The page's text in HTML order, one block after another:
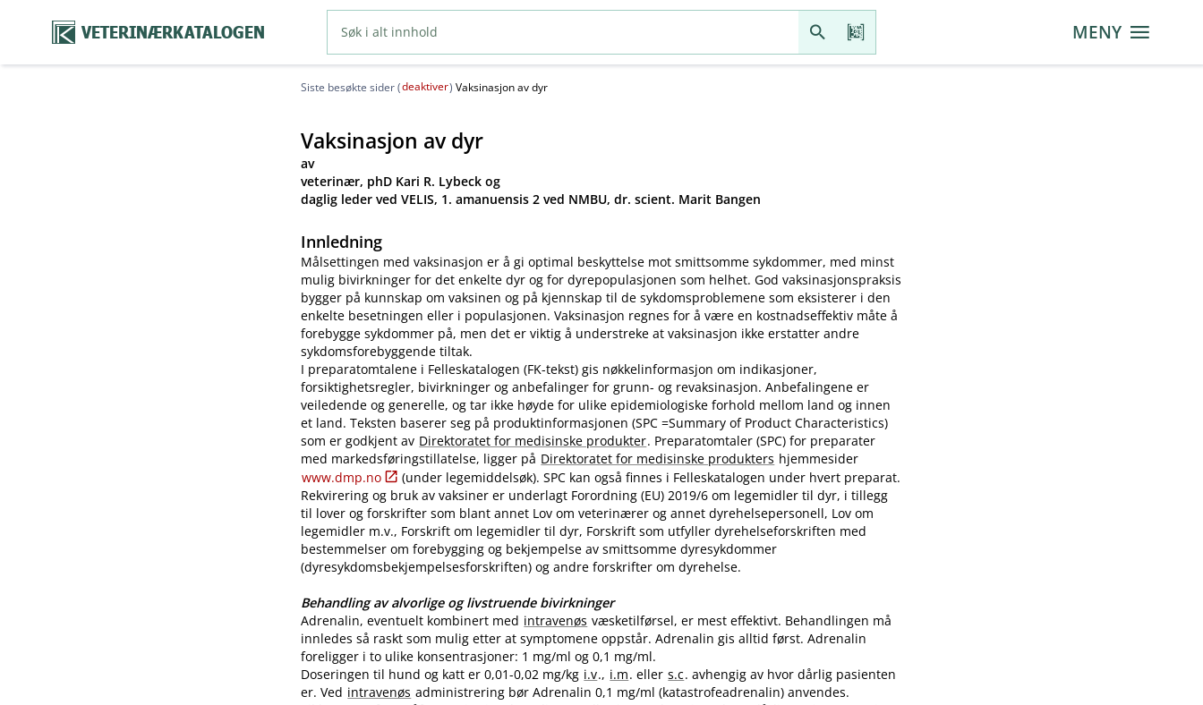
VETERINÆRKATALOGEN MENY
Siste besøkte sider (deaktiver) Vaksinasjon av dyr
Vaksinasjon av dyr
av
veterinær, phD Kari R. Lybeck og
daglig leder ved VELIS, 1. amanuensis 2 ved NMBU, dr. scient. Marit Bangen
Innledning
Målsettingen med vaksinasjon er å gi optimal beskyttelse mot smittsomme sykdommer, med minst
mulig bivirkninger for det enkelte dyr og for dyrepopulasjonen som helhet. God vaksinasjonspraksis
bygger på kunnskap om vaksinen og på kjennskap til de sykdomsproblemene som eksisterer i den
enkelte besetningen eller i populasjonen. Vaksinasjon regnes for å være en kostnadseffektiv måte å
forebygge sykdommer på, men det er viktig å understreke at vaksinasjon ikke erstatter andre
sykdomsforebyggende tiltak.
I preparatomtalene i Felleskatalogen (FK-tekst) gis nøkkelinformasjon om indikasjoner,
forsiktighetsregler, bivirkninger og anbefalinger for grunn- og revaksinasjon. Anbefalingene er
veiledende og generelle, og tar ikke høyde for ulike epidemiologiske forhold mellom land og innen
et land. Teksten baserer seg på produktinformasjonen (SPC =Summary of Product Characteristics)
som er godkjent av Direktoratet for medisinske produkter. Preparatomtaler (SPC) for preparater
med markedsføringstillatelse, ligger på Direktoratet for medisinske produkters hjemmesider
www.dmp.no
(under legemiddelsøk). SPC kan også finnes i Felleskatalogen under hvert preparat.
Rekvirering og bruk av vaksiner er underlagt Forordning (EU) 2019/6 om legemidler til dyr, i tillegg
til lover og forskrifter som blant annet Lov om veterinærer og annet dyrehelsepersonell, Lov om
legemidler m.v., Forskrift om legemidler til dyr, Forskrift som utfyller dyrehelseforskriften med
bestemmelser om forebygging og bekjempelse av smittsomme dyresykdommer
(dyresykdomsbekjempelsesforskriften) og andre forskrifter om dyrehelse.
Behandling av alvorlige og livstruende bivirkninger
Adrenalin, eventuelt kombinert med intravenøs væsketilførsel, er mest effektivt. Behandlingen må
innledes så raskt som mulig etter at symptomene oppstår. Adrenalin gis alltid først. Adrenalin
foreligger i to ulike konsentrasjoner: 1 mg/ml og 0,1 mg​/​ml.
Doseringen til hund og katt er 0,01-0,02 mg/kg i.v., i.m. eller s.c. avhengig av hvor dårlig pasienten
er. Ved intravenøs administrering bør Adrenalin 0,1 mg/ml (katastrofeadrenalin) anvendes.